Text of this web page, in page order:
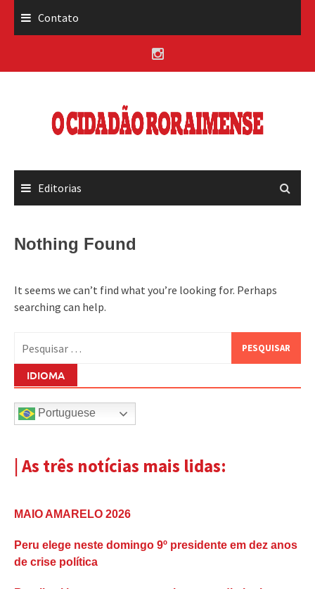
Contato
Editorias
Nothing Found
It seems we can’t find what you’re looking for. Perhaps
searching can help.
por:
IDIOMA
Portuguese
| As três notícias mais lidas:
MAIO AMARELO 2026
Peru elege neste domingo 9º presidente em dez anos
de crise política